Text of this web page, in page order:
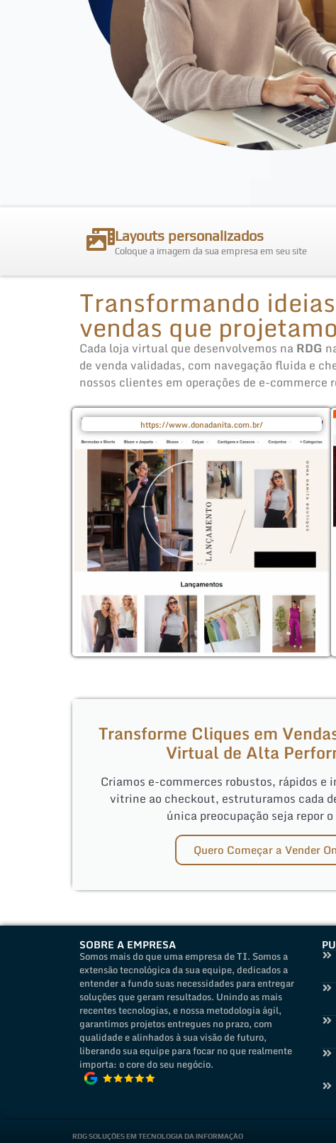
Layouts personalizados
Coloque a imagem da sua empresa em seu site
Transformando
vendas que
Cada loja virtual que desenvolvemos naRDG
de venda validadas, com navegação fluida e
nossos clientes em operações de e-
https://www.donadanita.com.br/
Transforme Cliques em
Virtual de Alta
Criamos e-commerces robustos, rápidos e
vitrine ao checkout, estruturamos cada
única preocupação seja repor
Quero Começar a Vender
SOBRE A EMPRESA
Somos mais do que uma empresa de TI. Somos a
extensão tecnológica da sua equipe, dedicados a
entender a fundo suas necessidades para entregar
soluções que geram resultados. Unindo as mais
recentes tecnologias, e nossa metodologia ágil,
garantimos projetos entregues no prazo, com
qualidade e alinhados à sua visão de futuro,
liberando sua equipe para focar no que realmente
importa: o core do seu negócio.
RDG SOLUÇÕES EM TECNOLOGIA DA INFORMAÇÂO